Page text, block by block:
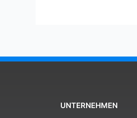
UNTERNEHMEN